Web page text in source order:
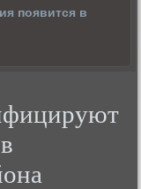
появится в